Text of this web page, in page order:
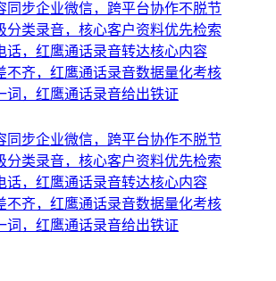
同步企业微信，跨平台协作不脱节
分类录音，核心客户资料优先检索
话，红鹰通话录音转达核心内容
不齐，红鹰通话录音数据量化考核
词，红鹰通话录音给出铁证
同步企业微信，跨平台协作不脱节
分类录音，核心客户资料优先检索
话，红鹰通话录音转达核心内容
不齐，红鹰通话录音数据量化考核
词，红鹰通话录音给出铁证